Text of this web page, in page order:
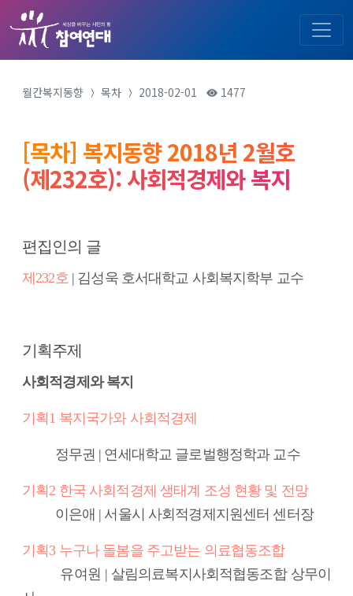
월간복지동향 목차 2018-02-01 1477
[목차] 복지동향 2018년 2월호
(제232호): 사회적경제와 복지
편집인의 글
제232호| 김성욱 호서대학교 사회복지학부 교수
기획주제
사회적경제와 복지
기획1 복지국가와 사회적경제
정무권 | 연세대학교 글로벌행정학과 교수
기획2 한국 사회적경제 생태계 조성 현황 및 전망
이은애 | 서울시 사회적경제지원센터 센터장
기획3 누구나 돌봄을 주고받는 의료협동조합
유여원 | 살림의료복지사회적협동조합 상무이